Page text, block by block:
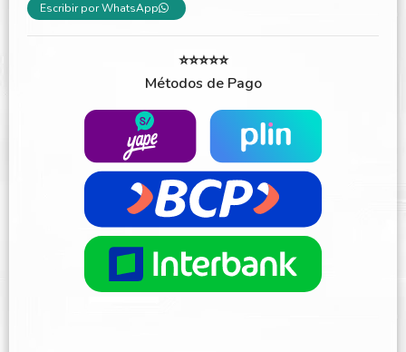
Escribir por WhatsApp
⭐⭐⭐⭐⭐
Métodos de Pago